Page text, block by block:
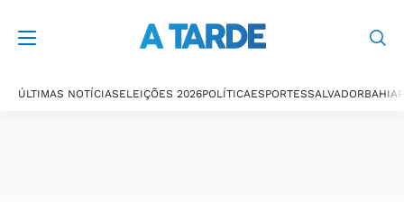
ÚLTIMAS NOTÍCIASELEIÇÕES 2026POLÍTICAESPORTESSALVADORBAHIA